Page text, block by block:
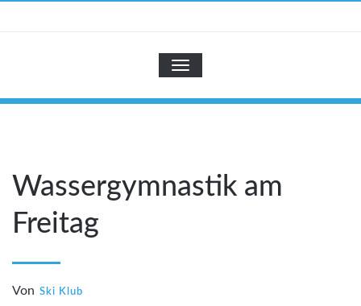
NAVIGATION UMSCHALTEN
Wassergymnastik am
Freitag
Von Ski Klub